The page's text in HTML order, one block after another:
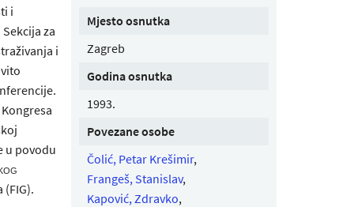
i
za
i
u povodu
Mjesto osnutka
Zagreb
Godina osnutka
1993.
Povezane osobe
Čolić, Petar Krešimir,
Frangeš, Stanislav,
Kapović, Zdravko,